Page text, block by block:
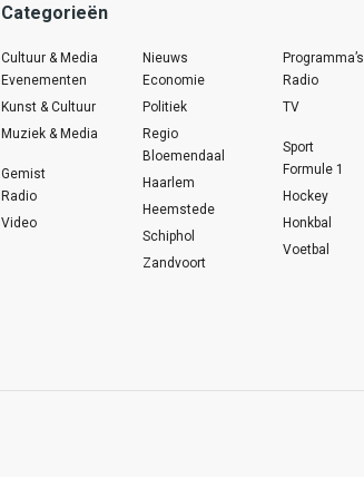
Categorieën
Cultuur & Media
Evenementen
Kunst & Cultuur
Muziek & Media
Gemist
Radio
Video
Nieuws
Economie
Politiek
Regio
Bloemendaal
Haarlem
Heemstede
Schiphol
Zandvoort
Programma’s
Radio
TV
Sport
Formule 1
Hockey
Honkbal
Voetbal